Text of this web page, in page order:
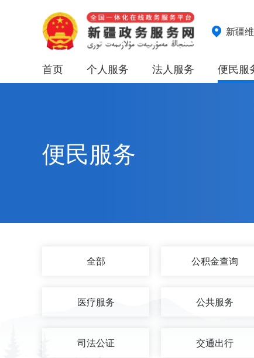
新疆
首页 个人服务 法人服务 便民服
便民服务
全部 公积金查询
医疗服务 公共服务
司法公证 交通出行